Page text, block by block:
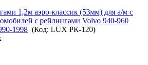
1,2м аэро-классик (53мм) для а/м с
с рейлингами Volvo 940-960
1998 (Код: LUX РК-120)